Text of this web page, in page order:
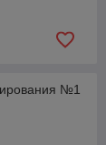
№1